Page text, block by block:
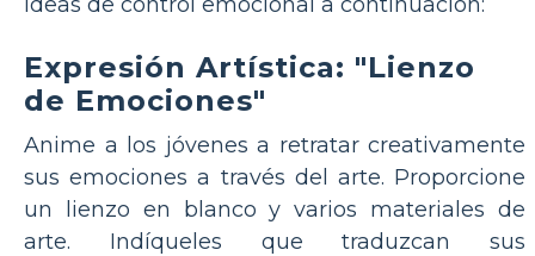
Expresión Artística: "Lienzo
de Emociones"
Anime a los jóvenes a retratar creativamente
sus emociones a través del arte. Proporcione
un lienzo en blanco y varios materiales de
arte. Indíqueles que traduzcan sus